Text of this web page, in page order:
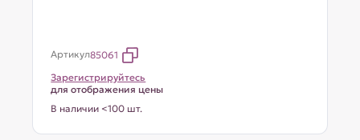
Артикул85061
Зарегистрируйтесь
для отображения цены
В наличии <100 шт.